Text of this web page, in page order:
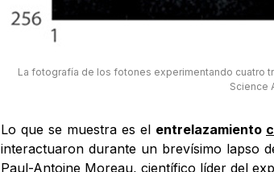
La fotografía de los fotones experimentando cuatro
Science
Lo que se muestra es el entrelazamiento
interactuaron durante un brevísimo lapso
Paul-Antoine Moreau, científico líder del